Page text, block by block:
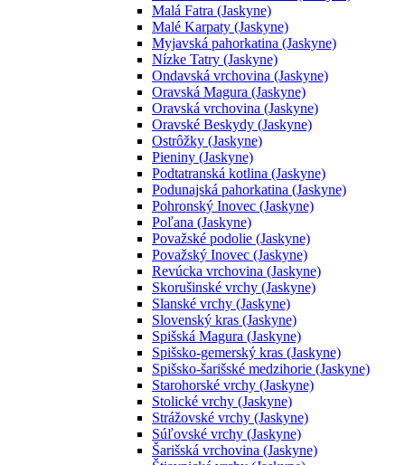
Malá Fatra (Jaskyne)
Malé Karpaty (Jaskyne)
Myjavská pahorkatina (Jaskyne)
Nízke Tatry (Jaskyne)
Ondavská vrchovina (Jaskyne)
Oravská Magura (Jaskyne)
Oravská vrchovina (Jaskyne)
Oravské Beskydy (Jaskyne)
Ostrôžky (Jaskyne)
Pieniny (Jaskyne)
Podtatranská kotlina (Jaskyne)
Podunajská pahorkatina (Jaskyne)
Pohronský Inovec (Jaskyne)
Poľana (Jaskyne)
Považské podolie (Jaskyne)
Považský Inovec (Jaskyne)
Revúcka vrchovina (Jaskyne)
Skorušinské vrchy (Jaskyne)
Slanské vrchy (Jaskyne)
Slovenský kras (Jaskyne)
Spišská Magura (Jaskyne)
Spišsko-gemerský kras (Jaskyne)
Spišsko-šarišské medzihorie (Jaskyne)
Starohorské vrchy (Jaskyne)
Stolické vrchy (Jaskyne)
Strážovské vrchy (Jaskyne)
Súľovské vrchy (Jaskyne)
Šarišská vrchovina (Jaskyne)